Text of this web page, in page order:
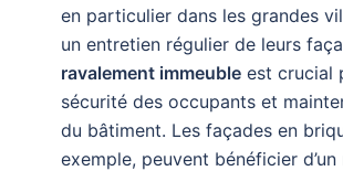
en particulier dans les grandes
un entretien régulier de leurs
ravalement immeuble est crucial
sécurité des occupants et
du bâtiment. Les façades en
exemple, peuvent bénéficier d’un